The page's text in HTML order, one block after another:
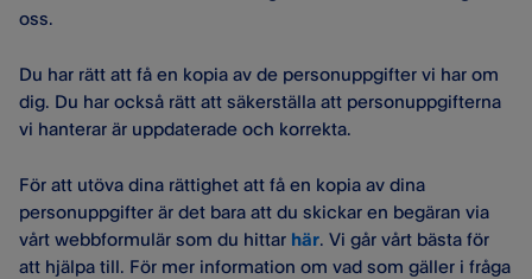
oss.
Du har rätt att få en kopia av de personuppgifter vi har om
dig. Du har också rätt att säkerställa att personuppgifterna
vi hanterar är uppdaterade och korrekta.
För att utöva dina rättighet att få en kopia av dina
personuppgifter är det bara att du skickar en begäran via
vårt webbformulär som du hittar här. Vi går vårt bästa för
att hjälpa till. För mer information om vad som gäller i fråga